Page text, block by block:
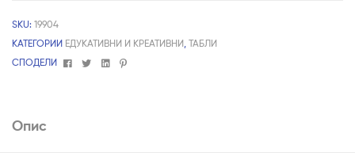
SKU: 19904
КАТЕГОРИИ ЕДУКАТИВНИ И КРЕАТИВНИ, ТАБЛИ
СПОДЕЛИ
FacebookTwitterLinkedin
Pinterest
Опис